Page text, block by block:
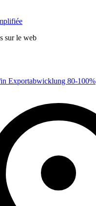
sur le web
in Exportabwicklung 80-100%